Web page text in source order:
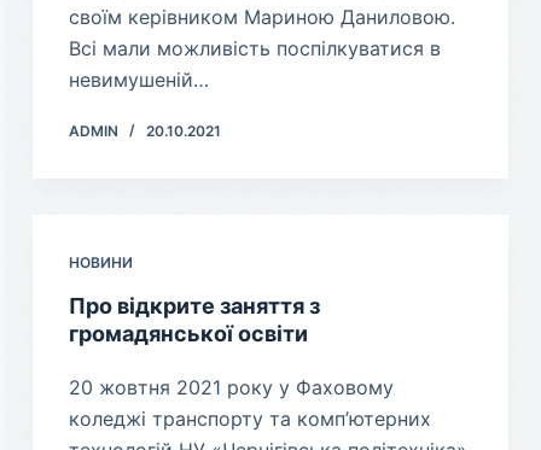
своїм керівником Мариною Даниловою.
Всі мали можливість поспілкуватися в
невимушеній…
ADMIN 20.10.2021
НОВИНИ
Про відкрите заняття з
громадянської освіти
20 жовтня 2021 року у Фаховому
коледжі транспорту та комп’ютерних